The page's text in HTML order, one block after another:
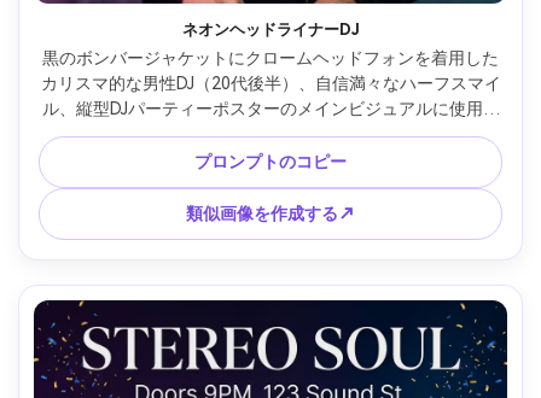
ネオンヘッドライナーDJ
黒のボンバージャケットにクロームヘッドフォンを着用した
カリスマ的な男性DJ（20代後半）、自信満々なハーフスマイ
ル、縦型DJパーティーポスターのメインビジュアルに使用さ
れたセンターポートレート、上部に太いヘッドラインタイポ
グラフィ、日付と会場のテキストブロック、右下にQR RSVP
用の専用ブランクスクエア、LEDパネルとフォグを備えたナ
イトクラブ背景、ネオンマゼンタとシアンのパレット、リム
ライトとソフトフィル、Sony A7IVで撮影、85mm f/1.4、浅
い被写界深度ボケ、すっきりとしたグリッドレイアウト、高
コントラスト、エネルギッシュなムード、フォトリアルな肌
質感、ナチュラルなシャドウ、編集カラーグレーディング、
超シャープ、高解像度、印刷可能なポスターデザイン、鮮明
な読みやすいタイプ
プロンプトのコピー
類似画像を作成する↗